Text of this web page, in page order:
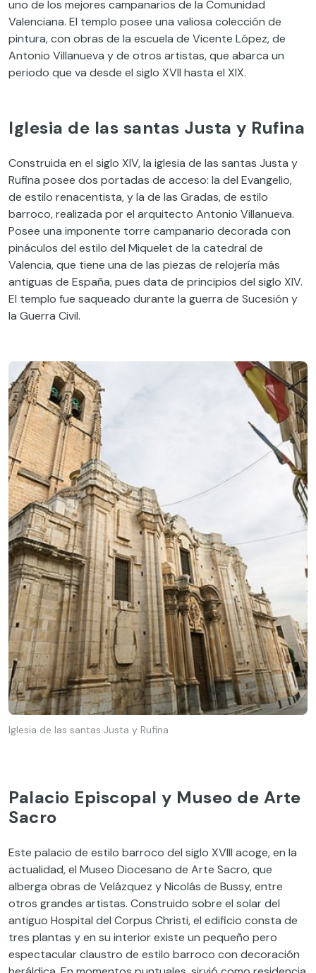
uno de los mejores campanarios de la Comunidad
Valenciana. El templo posee una valiosa colección de
pintura, con obras de la escuela de Vicente López, de
Antonio Villanueva y de otros artistas, que abarca un
periodo que va desde el siglo XVII hasta el XIX.
Iglesia de las santas Justa y Rufina
Construida en el siglo XIV, la iglesia de las santas Justa y
Rufina posee dos portadas de acceso: la del Evangelio,
de estilo renacentista, y la de las Gradas, de estilo
barroco, realizada por el arquitecto Antonio Villanueva.
Posee una imponente torre campanario decorada con
pináculos del estilo del Miquelet de la catedral de
Valencia, que tiene una de las piezas de relojería más
antiguas de España, pues data de principios del siglo XIV.
El templo fue saqueado durante la guerra de Sucesión y
la Guerra Civil.
Iglesia de las santas Justa y Rufina
Palacio Episcopal y Museo de Arte
Sacro
Este palacio de estilo barroco del siglo XVIII acoge, en la
actualidad, el Museo Diocesano de Arte Sacro, que
alberga obras de Velázquez y Nicolás de Bussy, entre
otros grandes artistas. Construido sobre el solar del
antiguo Hospital del Corpus Christi, el edificio consta de
tres plantas y en su interior existe un pequeño pero
espectacular claustro de estilo barroco con decoración